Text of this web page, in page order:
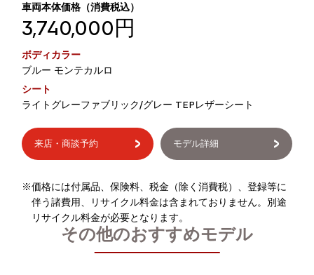
車両本体価格（消費税込）
3,740,000円
ボディカラー
ブルー モンテカルロ
シート
ライトグレーファブリック/グレー TEPレザーシート
来店・商談予約 モデル詳細
※価格には付属品、保険料、税金（除く消費税）、登録等に
伴う諸費用、リサイクル料金は含まれておりません。別途
リサイクル料金が必要となります。
その他のおすすめモデル